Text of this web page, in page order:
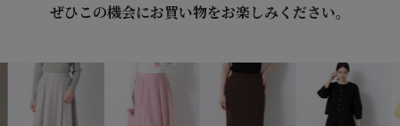
ぜひこの機会にお買い物をお楽しみください。